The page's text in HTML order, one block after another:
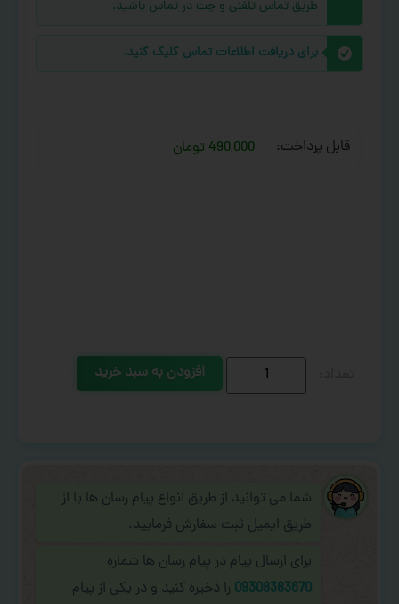
طریق تماس تلفنی و چت در تماس باشید.
برای دریافت اطلاعات تماس کلیک کنید.
قابل پرداخت: 490,000 تومان
افزودن به سبد خرید
شما می توانید از طریق انواع پیام رسان ها یا از
طریق ایمیل ثبت سفارش فرمایید.
برای ارسال پیام در پیام رسان ها شماره
09308383670 را ذخیره کنید و در یکی از پیام